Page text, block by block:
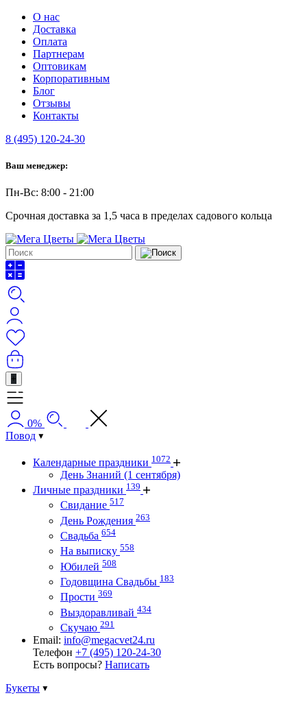
О нас
Доставка
Оплата
Партнерам
Оптовикам
Корпоративным
Блог
Отзывы
Контакты
8 (495) 120-24-30
Ваш менеджер:
Пн-Вс: 8:00 - 21:00
Срочная доставка за 1,5 часа в пределах садового кольца
+
0%
Повод
Календарные праздники 1072
День Знаний (1 сентября)
Личные праздники 139
Свидание 517
День Рождения 263
Свадьба 654
На выписку 558
Юбилей 508
Годовщина Свадьбы 183
Прости 369
Выздоравливай 434
Скучаю 291
Email: info@megacvet24.ru
Телефон +7 (495) 120-24-30
Есть вопросы? Написать
Букеты